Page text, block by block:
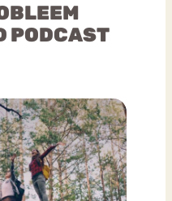
PODCAST